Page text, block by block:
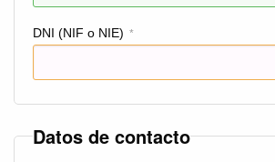
DNI (NIF o NIE) *
Datos de contacto